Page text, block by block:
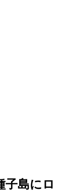
子島にロ